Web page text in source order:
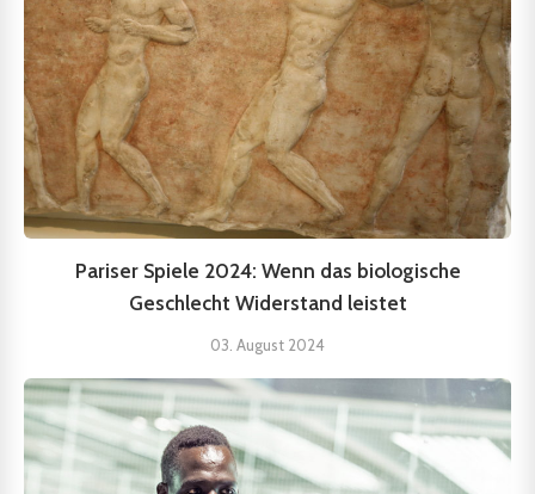
Pariser Spiele 2024: Wenn das biologische
Geschlecht Widerstand leistet
03. August 2024